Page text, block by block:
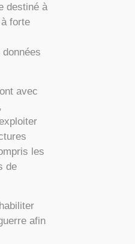
destiné à
forte
avec
les
de
afin